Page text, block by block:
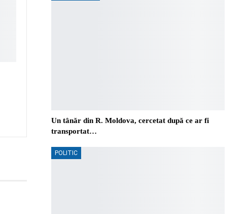
Un tânăr din R. Moldova, cercetat după ce ar fi
transportat…
POLITIC